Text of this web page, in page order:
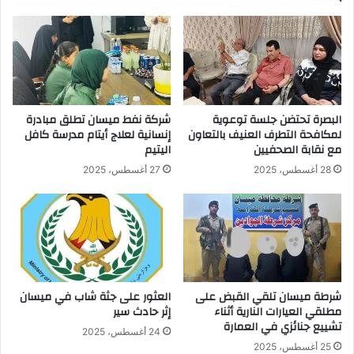
البصرة تحتضن جلسة توعوية
لمكافحة التطرف العنيف بالتعاون
مع نقابة الصحفيين
28 أغسطس، 2025
شركة نفط ميسان تطلق مبادرة
إنسانية لعلاج أيتام مدرسة كافل
اليتيم
27 أغسطس، 2025
شرطة ميسان تلقي القبض على
مطلقي العيارات النارية أثناء
تشييع جنائزي في العمارة
25 أغسطس، 2025
العثور على جثة شاب في ميسان
إثر حادث سير
24 أغسطس، 2025